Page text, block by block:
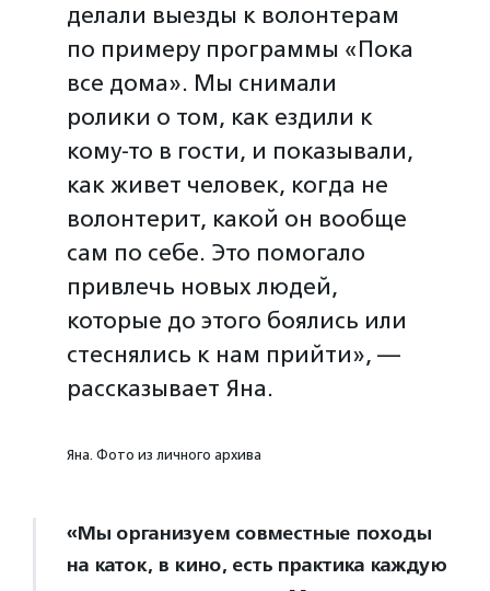
делали выезды к волонтерам
по примеру программы «Пока
все дома». Мы снимали
ролики о том, как ездили к
кому-то в гости, и показывали,
как живет человек, когда не
волонтерит, какой он вообще
сам по себе. Это помогало
привлечь новых людей,
которые до этого боялись или
стеснялись к нам прийти», —
рассказывает Яна.
Яна. Фото из личного архива
«Мы организуем совместные походы
на каток, в кино, есть практика каждую